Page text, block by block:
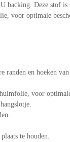
Deze stof
voor optimale
randen en hoeken van
voor
te houden.